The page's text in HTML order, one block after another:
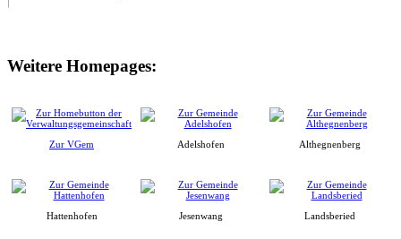
Weitere Homepages:
Zur VGem Adelshofen Althegnenberg
Hattenhofen Jesenwang Landsberied